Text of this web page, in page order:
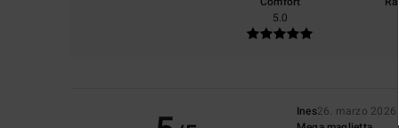
5.0
Ines26. marzo 2026